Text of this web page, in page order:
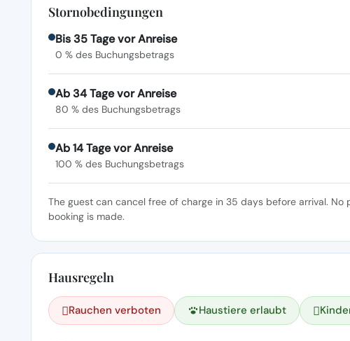
Stornobedingungen
Bis 35 Tage vor Anreise
0 % des Buchungsbetrags
Ab 34 Tage vor Anreise
80 % des Buchungsbetrags
Ab 14 Tage vor Anreise
100 % des Buchungsbetrags
The guest can cancel free of charge in 35 days before arrival.
booking is made.
Hausregeln
Rauchen verboten Haustiere erlaubt